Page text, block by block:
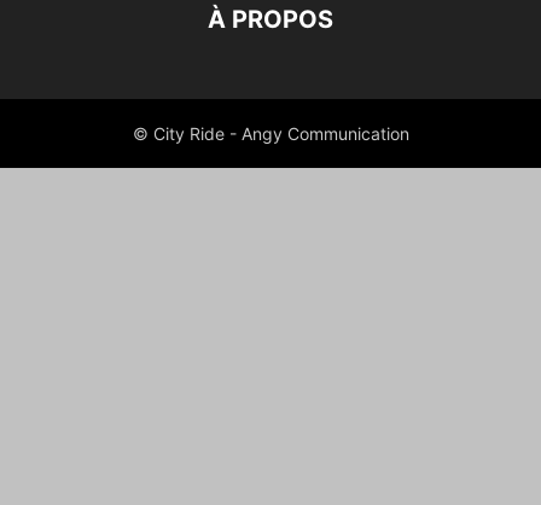
À PROPOS
© City Ride - Angy Communication